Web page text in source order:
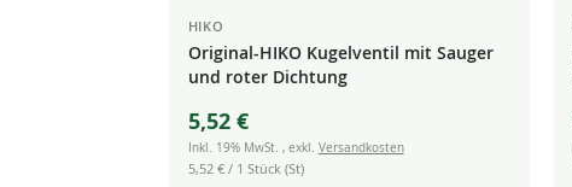
HIKO
Original-HIKO Kugelventil mit Sauger
und roter Dichtung
5,52 €
Inkl. 19% MwSt. , exkl. Versandkosten
5,52 €/ 1 Stück (St)